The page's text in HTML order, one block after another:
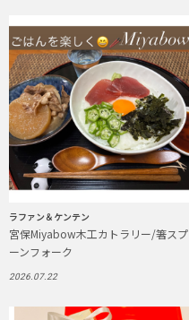
ラファン＆ケンテン
宮保Miyabow木工カトラリー/箸スプ
ーンフォーク
2026.07.22